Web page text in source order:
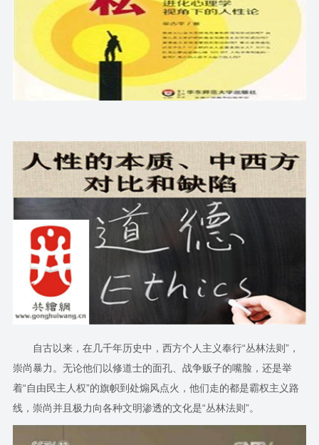
自古以来，在几千年历史中，西方个人主义奉行“丛林法则”，
崇尚暴力。无论他们以修道士的面孔、战争贩子的嘴脸，还是举
着“自由民主人权”的旗帜到处煽风点火，他们走的都是霸权主义路
线，崇尚并且极力向各种文明渗透的文化是“丛林法则”。